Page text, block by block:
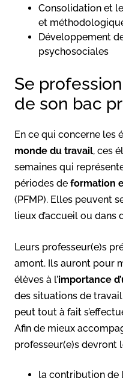
Consolidation et
et
Développement
psychosociales
Se
de son bac
En ce qui concerne les
monde du travail, ces
semaines qui
périodes de formation
(PFMP). Elles peuvent
lieux d’accueil ou dans
Leurs professeur(e)s
amont. Ils auront pour
élèves à l’importance
des situations de
peut tout à fait
Afin de mieux
professeur(e)s devront
la contribution de